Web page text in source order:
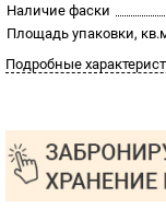
Наличие фаски
Площадь упаковки,
Подробные